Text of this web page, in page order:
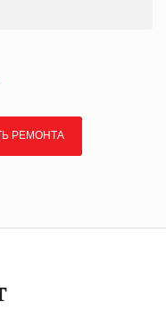
РЕМОНТА